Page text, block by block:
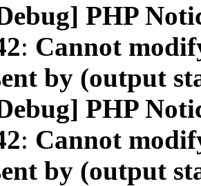
PHP
: Cannot
by (output
PHP
: Cannot
by (output